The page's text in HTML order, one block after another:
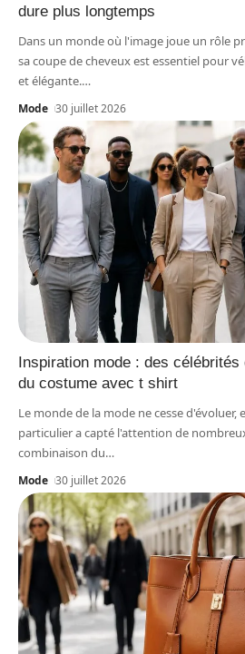
dure plus longtemps
Dans un monde où l'image joue un rôle
sa coupe de cheveux est essentiel pour
et élégante.…
Mode 30 juillet 2026
Inspiration mode : des
du costume avec t shirt
Le monde de la mode ne cesse d'évoluer,
particulier a capté l'attention de
combinaison du…
Mode 30 juillet 2026